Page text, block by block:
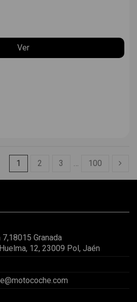
Ver
1 2 3 … 100
Granada
12, 23009 Pol, Jaén